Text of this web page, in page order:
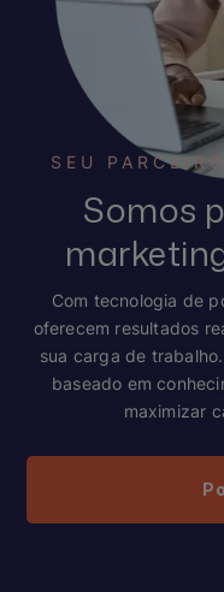
SEU
Somos
Com tecnologia de
oferecem resultados
sua carga de
baseado em
maximizar